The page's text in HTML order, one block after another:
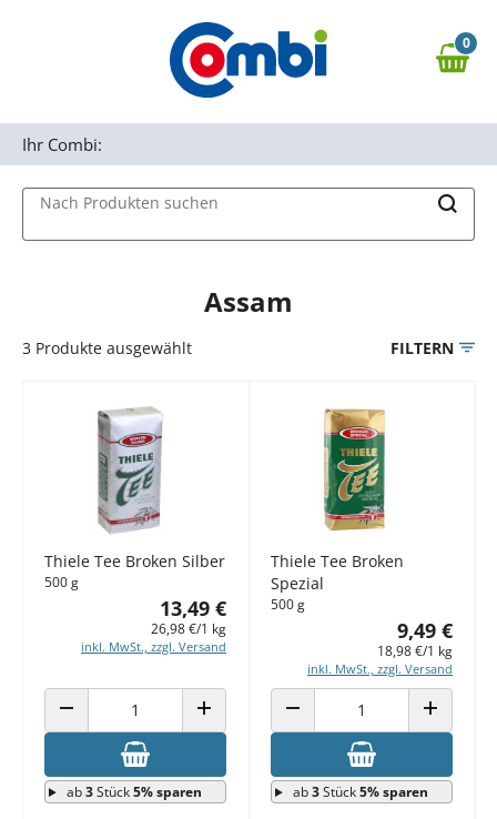
Zur Navigation springen
0,00 €
0
Nach Produkten suchen
Ihr Combi:
Assam
3 Produkte ausgewählt FILTERN
Thiele Tee Broken Silber
500 g
13,49 €
26,98 €/1 kg
inkl. MwSt., zzgl. Versand
ANZAHL VERRINGERN ANZAHL ERHÖHEN
ab3Stück5% sparen
Thiele Tee Broken
Spezial
500 g
9,49 €
18,98 €/1 kg
inkl. MwSt., zzgl. Versand
ANZAHL VERRINGERN ANZAHL
ab3Stück5% sparen